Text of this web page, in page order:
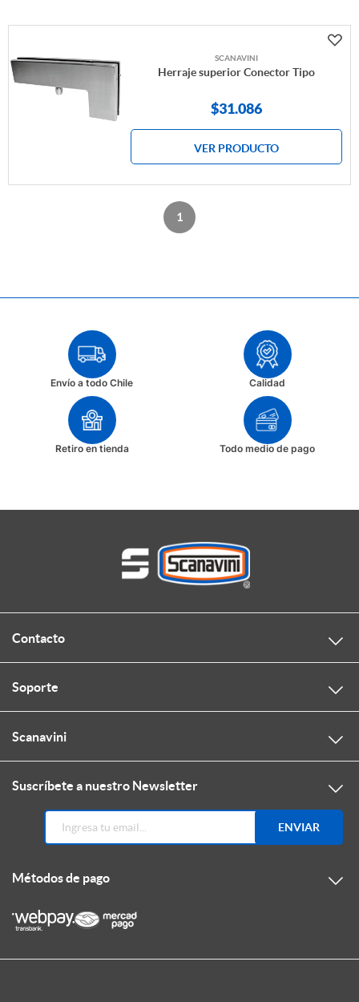
SCANAVINI
Herraje superior Conector Tipo
$31.086
VER PRODUCTO
1
Envío a todo Chile Calidad
Retiro en tienda Todo medio de pago
Contacto
Soporte
Scanavini
Suscríbete a nuestro Newsletter
ENVIAR
Métodos de pago